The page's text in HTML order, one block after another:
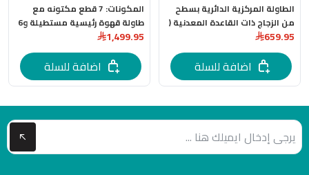
الطاولة المركزية الدائرية بسطح
من الزجاج ذات القاعدة المعدنية (
1 + 6 )
659.95
اضافة للسلة
المكونات: 7 قطع مكتونه مع
طاولة قهوة رئيسية مستطيلة و6
طاولات خدمة جانبية باللون الاسود
1,499.95
اضافة للسلة